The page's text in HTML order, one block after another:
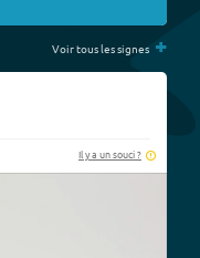
Voir tous les signes +
Il y a un souci ?